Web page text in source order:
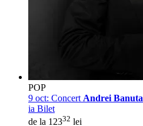
POP
9 oct: Concert Andrei Banuta
ia Bilet
de la 12332 lei